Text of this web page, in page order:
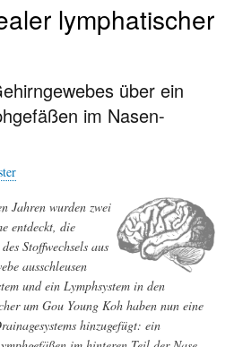
lymphatischer
über ein
im Nasen-
Jahren wurden zwei
entdeckt, die
Stoffwechsels aus
ausschleusen
und ein Lymphsystem in den
um Gou Young Koh haben nun eine
hinzugefügt: ein